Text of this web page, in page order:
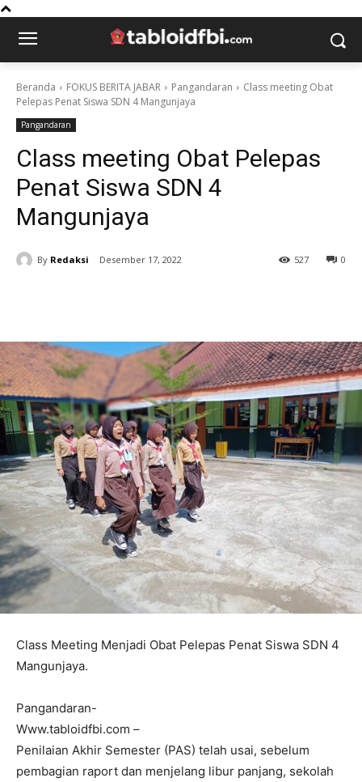
Beranda FOKUS BERITA JABAR Pangandaran
Class meeting Obat
Pelepas Penat Siswa SDN 4 Mangunjaya
Pangandaran
Class meeting Obat Pelepas
Penat Siswa SDN 4
Mangunjaya
By Redaksi Desember 17, 2022 0
527
Class Meeting Menjadi Obat Pelepas Penat Siswa SDN 4
Mangunjaya.
Pangandaran-
Www.tabloidfbi.com –
Penilaian Akhir Semester (PAS) telah usai, sebelum
pembagian raport dan menjelang libur panjang, sekolah